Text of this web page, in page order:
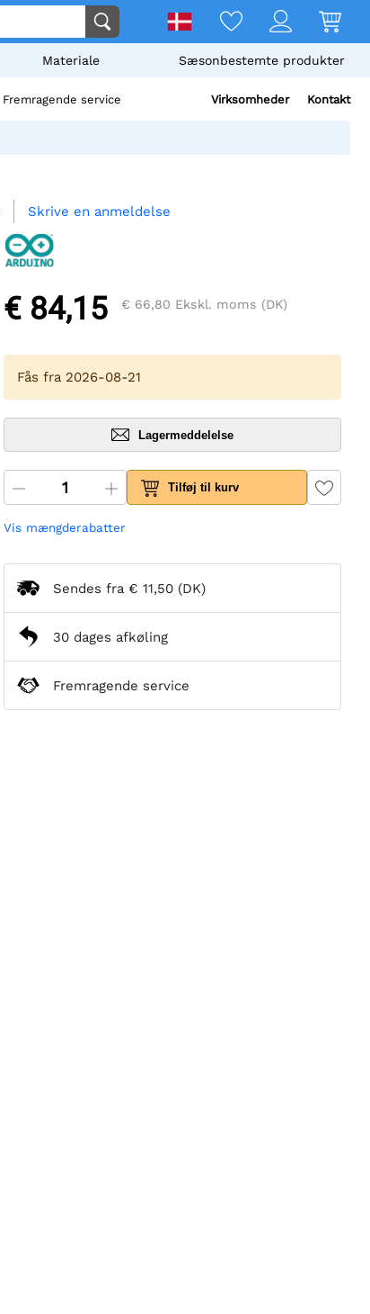
Materiale Sæsonbestemte produkter
Fremragende service Virksomheder Kontakt
Skrive en anmeldelse
€ 84,15 € 66,80 Ekskl. moms (DK)
Fås fra 2026-08-21
Lagermeddelelse
Tilføj til kurv
Vis mængderabatter
Sendes fra € 11,50 (DK)
30 dages afkøling
Fremragende service